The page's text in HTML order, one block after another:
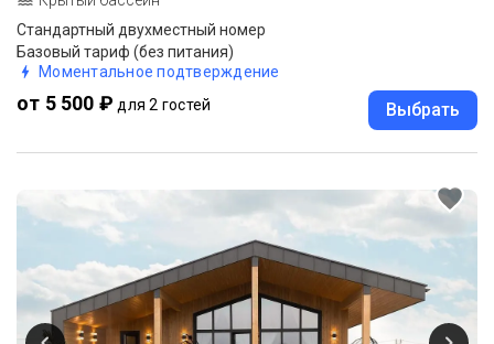
Стандартный двухместный номер
Базовый тариф (без питания)
Моментальное подтверждение
от 5 500 ₽ для 2 гостей Выбрать